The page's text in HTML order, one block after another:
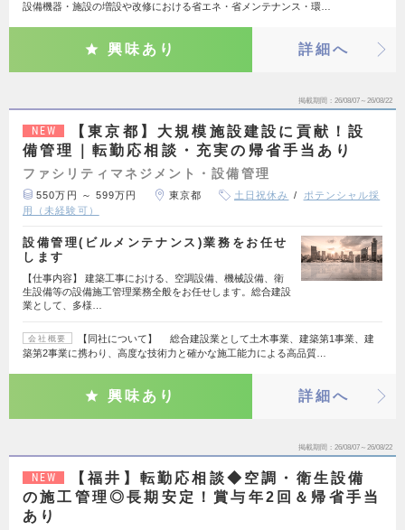
設備機器・施設の増設や改修における省エネ・省メンテナンス・環…
興味あり 詳細へ
掲載期間 26/08/07～26/08/22
NEW
【東京都】大規模施設建設に貢献！設
備管理｜転勤応相談・充実の帰省手当あり
ファシリティマネジメント・設備管理
550万円 ～ 599万円 東京都 土日祝休み
ポテンシャル採
用（未経験可）
設備管理(ビルメンテナンス)業務をお任せ
します
【仕事内容】 建築工事における、空調設備、機械設備、衛
生設備等の設備施工管理業務全般をお任せします。総合建設
業として、多様…
会社概要
【同社について】 総合建設業として土木事業、建築第1事業、建
築第2事業に携わり、高度な技術力と確かな施工能力による高品質…
興味あり 詳細へ
掲載期間 26/08/07～26/08/22
NEW
【福井】転勤応相談◆空調・衛生設備
の施工管理◎長期安定！賞与年2回＆帰省手当
あり